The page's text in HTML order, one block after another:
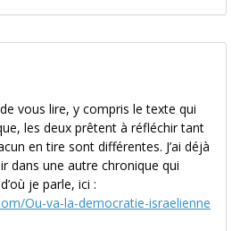
vous lire, y compris le texte qui
les deux prêtent à réfléchir tant
en tire sont différentes. J’ai déjà
dans une autre chronique qui
je parle, ici :
Ou-va-la-democratie-israelienne